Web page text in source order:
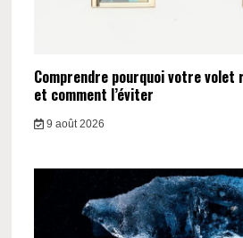
Comprendre pourquoi votre
et comment l’éviter
9 août 2026